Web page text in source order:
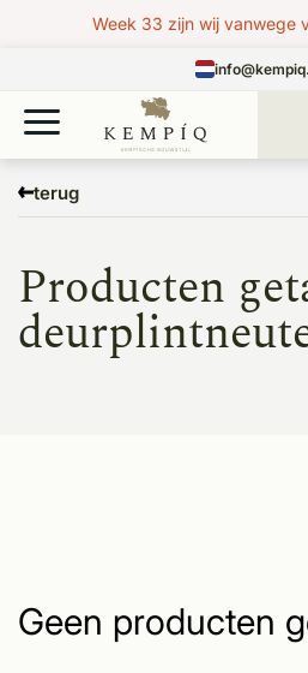
Week 33 zijn wij vanwege
terug
deurplintneuten
Producten
Geen producten